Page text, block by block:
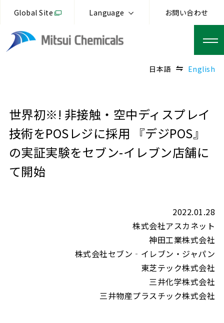
Global Site Language お問い合わせ
日本語 English
世界初※! 非接触・空中ディスプレイ
技術をPOSレジに採用 『デジPOS』
の実証実験をセブン-イレブン店舗に
て開始
2022.01.28
株式会社アスカネット
神田工業株式会社
株式会社セブン‐イレブン・ジャパン
東芝テック株式会社
三井化学株式会社
三井物産プラスチック株式会社